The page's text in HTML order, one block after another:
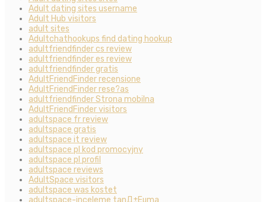
Adult dating sites username
Adult Hub visitors
adult sites
Adultchathookups find dating hookup
adultfriendfinder cs review
adultfriendfinder es review
adultfriendfinder gratis
AdultFriendFinder recensione
AdultFriendFinder rese?as
adultfriendfinder Strona mobilna
AdultFriendFinder visitors
adultspace fr review
adultspace gratis
adultspace it review
adultspace pl kod promocyjny
adultspace pl profil
adultspace reviews
AdultSpace visitors
adultspace was kostet
adultspace-inceleme tanД±Еџma